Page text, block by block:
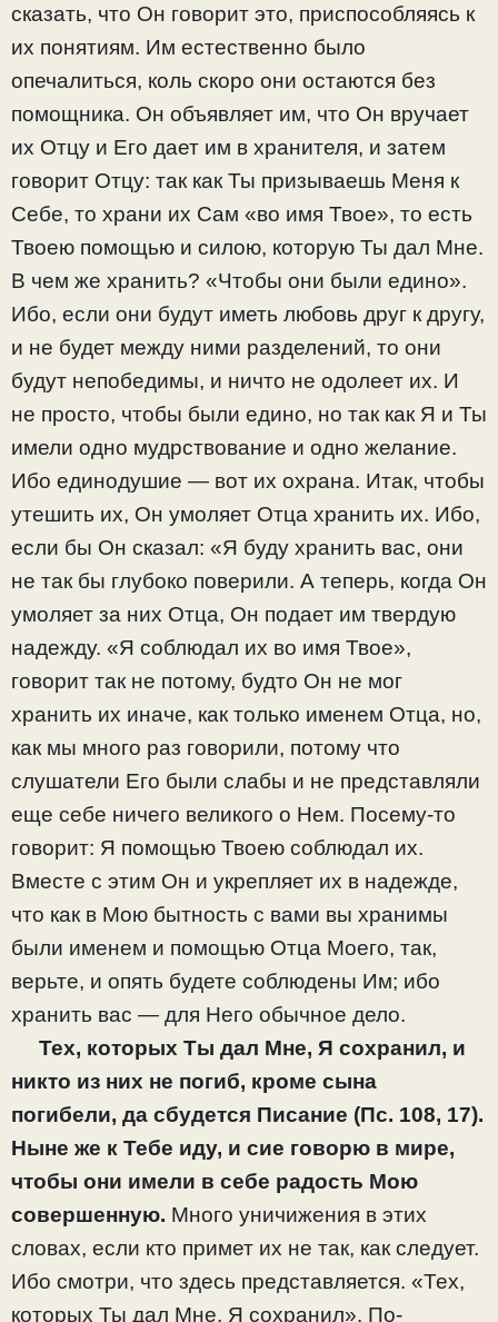
сказать, что Он говорит это, приспособляясь к
их понятиям. Им естественно было
опечалиться, коль скоро они остаются без
помощника. Он объявляет им, что Он вручает
их Отцу и Его дает им в хранителя, и затем
говорит Отцу: так как Ты призываешь Меня к
Себе, то храни их Сам «во имя Твое», то есть
Твоею помощью и силою, которую Ты дал Мне.
В чем же хранить? «Чтобы они были едино».
Ибо, если они будут иметь любовь друг к другу,
и не будет между ними разделений, то они
будут непобедимы, и ничто не одолеет их. И
не просто, чтобы были едино, но так как Я и Ты
имели одно мудрствование и одно желание.
Ибо единодушие — вот их охрана. Итак, чтобы
утешить их, Он умоляет Отца хранить их. Ибо,
если бы Он сказал: «Я буду хранить вас, они
не так бы глубоко поверили. А теперь, когда Он
умоляет за них Отца, Он подает им твердую
надежду. «Я соблюдал их во имя Твое»,
говорит так не потому, будто Он не мог
хранить их иначе, как только именем Отца, но,
как мы много раз говорили, потому что
слушатели Его были слабы и не представляли
еще себе ничего великого о Нем. Посему-то
говорит: Я помощью Твоею соблюдал их.
Вместе с этим Он и укрепляет их в надежде,
что как в Мою бытность с вами вы хранимы
были именем и помощью Отца Моего, так,
верьте, и опять будете соблюдены Им; ибо
хранить вас — для Него обычное дело.
Тех, которых Ты дал Мне, Я сохранил, и
никто из них не погиб, кроме сына
погибели, да сбудется Писание (Пс. 108, 17).
Ныне же к Тебе иду, и сие говорю в мире,
чтобы они имели в себе радость Мою
совершенную. Много уничижения в этих
словах, если кто примет их не так, как следует.
Ибо смотри, что здесь представляется. «Тех,
которых Ты дал Мне, Я сохранил». По-